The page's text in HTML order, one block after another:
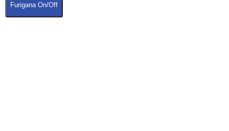
Furigana On/Off